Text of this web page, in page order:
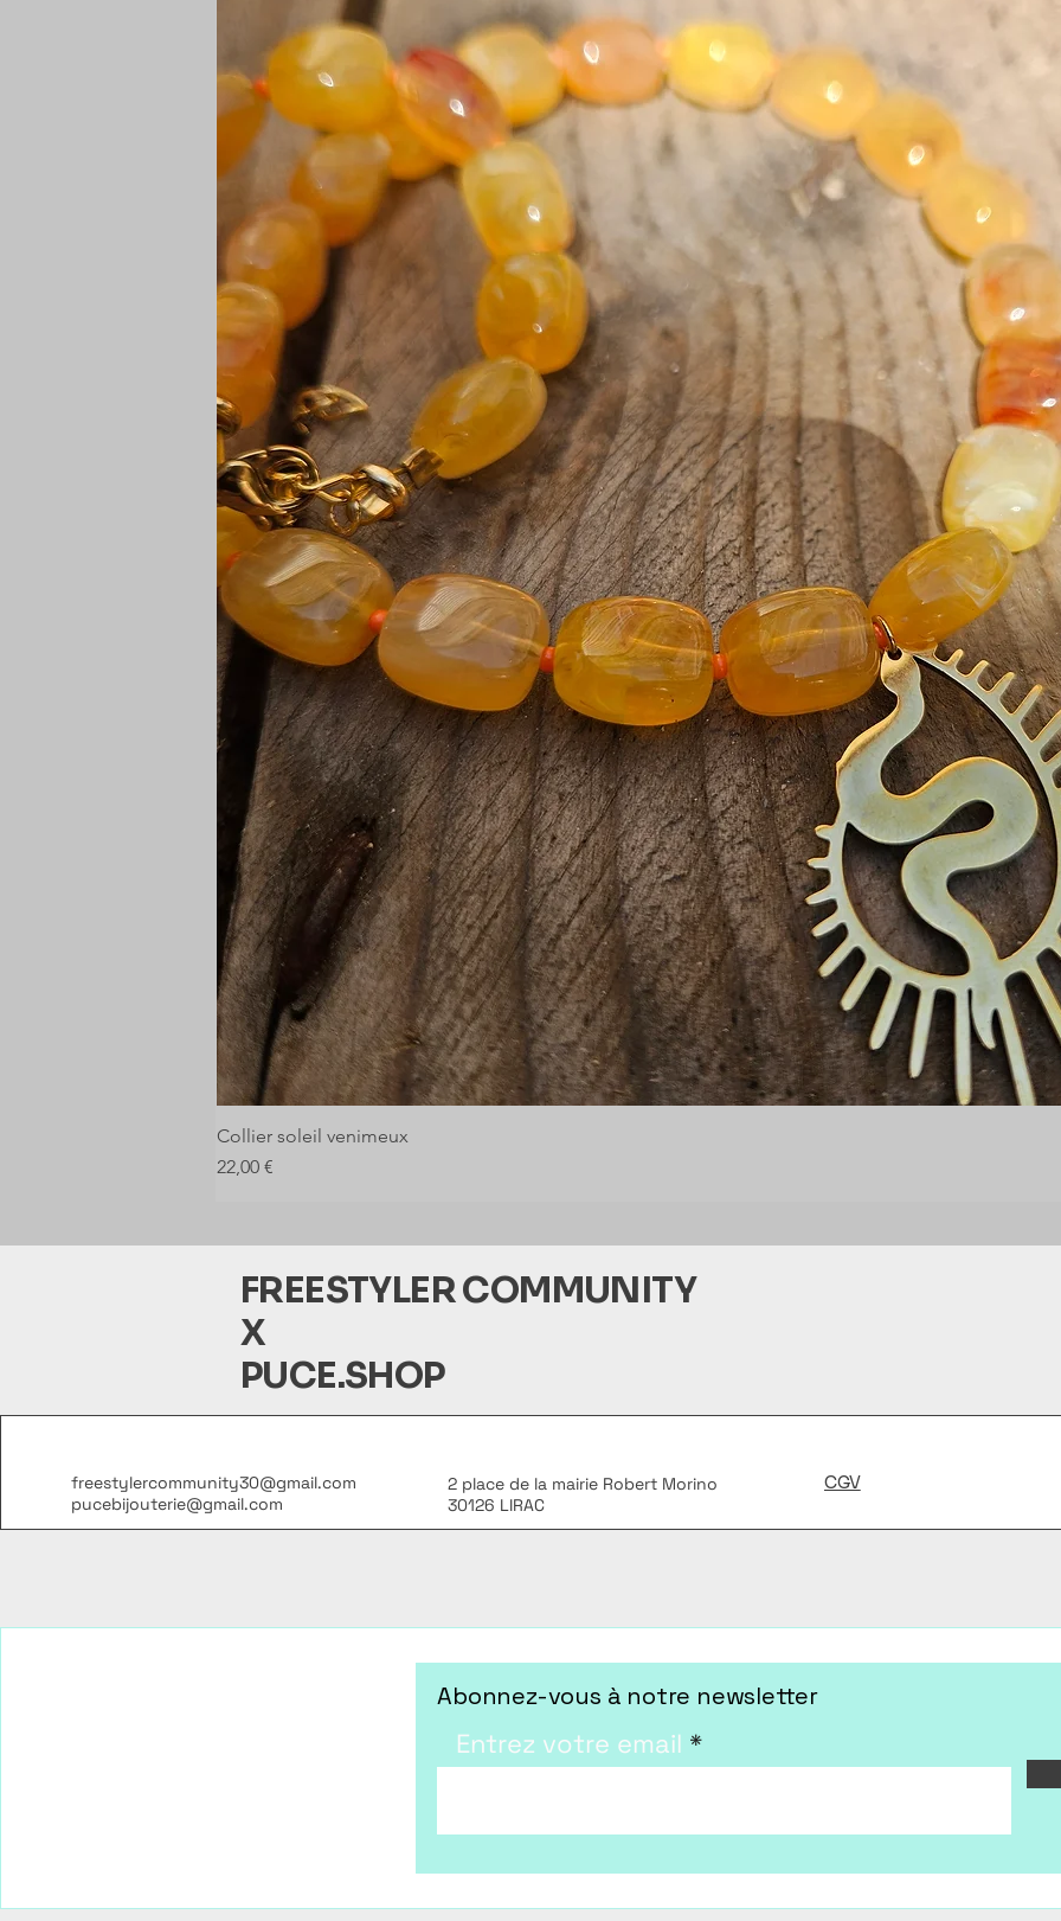
Collier soleil venimeux
Prix
22,00 €
FREESTYLER COMMUNITY
X
PUCE.SHOP
freestylercommunity30@gmail.com
pucebijouterie@gmail.com
2 place de la mairie Robert Morino
30126 LIRAC
CGV
Abonnez-vous à notre newsletter
Entrez votre email